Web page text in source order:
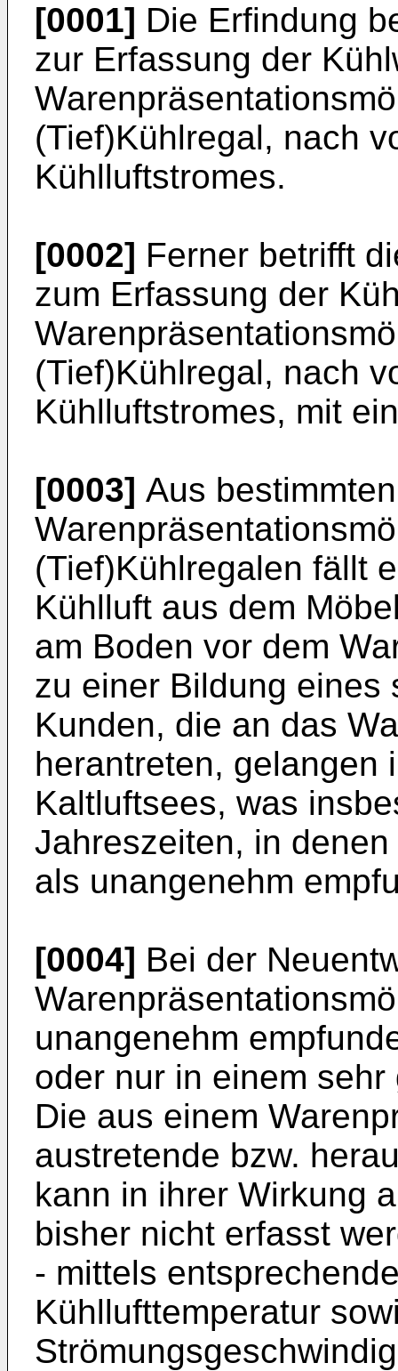
[0001] Die Erfindung
zur Erfassung der
(Tief)Kühlregal, nach
Kühlluftstromes.
[0002] Ferner betrifft
zum Erfassung der
(Tief)Kühlregal, nach
Kühlluftstromes, mit
[0003] Aus
(Tief)Kühlregalen fällt
Kühlluft aus dem
am Boden vor dem
zu einer Bildung eines
Kunden, die an das
herantreten, gelangen
Kaltluftsees, was
Jahreszeiten, in
als unangenehm
[0004] Bei der
unangenehm
oder nur in einem
Die aus einem
austretende bzw.
kann in ihrer Wirkung
bisher nicht erfasst
- mittels
Kühllufttemperatur